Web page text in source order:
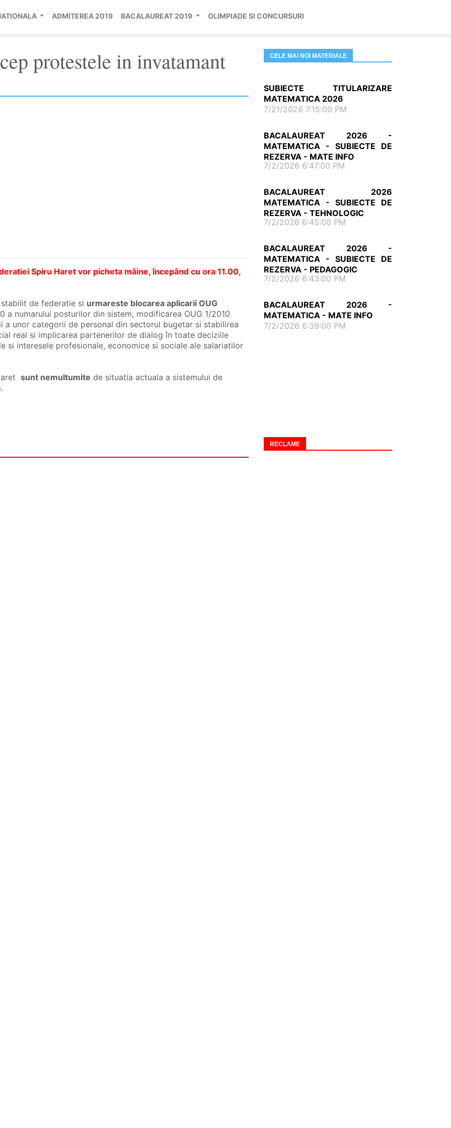
ADMITEREA 2019 BACALAUREAT 2019 OLIMPIADE SI CONCURSURI
protestele in invatamant
Spiru Haret vor picheta mâine, începând cu ora 11.00,
de federatie si urmareste blocarea aplicarii OUG
a numarului posturilor din sistem, modificarea OUG 1/2010
a unor categorii de personal din sectorul bugetar si stabilirea
real si implicarea partenerilor de dialog în toate deciziile
si interesele profesionale, economice si sociale ale salariatilor
sunt nemultumite de situatia actuala a sistemului de
CELE MAI NOI MATERIALE
SUBIECTE TITULARIZARE
MATEMATICA 2026
7/21/2026 7:15:00 PM
BACALAUREAT 2026 -
MATEMATICA - SUBIECTE DE
REZERVA - MATE INFO
7/2/2026 6:47:00 PM
BACALAUREAT 2026
MATEMATICA - SUBIECTE DE
REZERVA - TEHNOLOGIC
7/2/2026 6:45:00 PM
BACALAUREAT 2026 -
MATEMATICA - SUBIECTE DE
REZERVA - PEDAGOGIC
7/2/2026 6:43:00 PM
BACALAUREAT 2026 -
MATEMATICA - MATE INFO
7/2/2026 6:39:00 PM
RECLAME